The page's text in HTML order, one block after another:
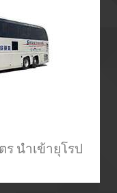
ร นำเข้ายุโรป